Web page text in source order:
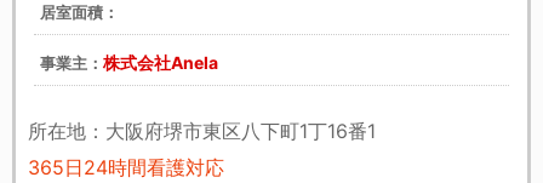
居室面積：
事業主： 株式会社Anela
所在地：大阪府堺市東区八下町1丁16番1
365日24時間看護対応